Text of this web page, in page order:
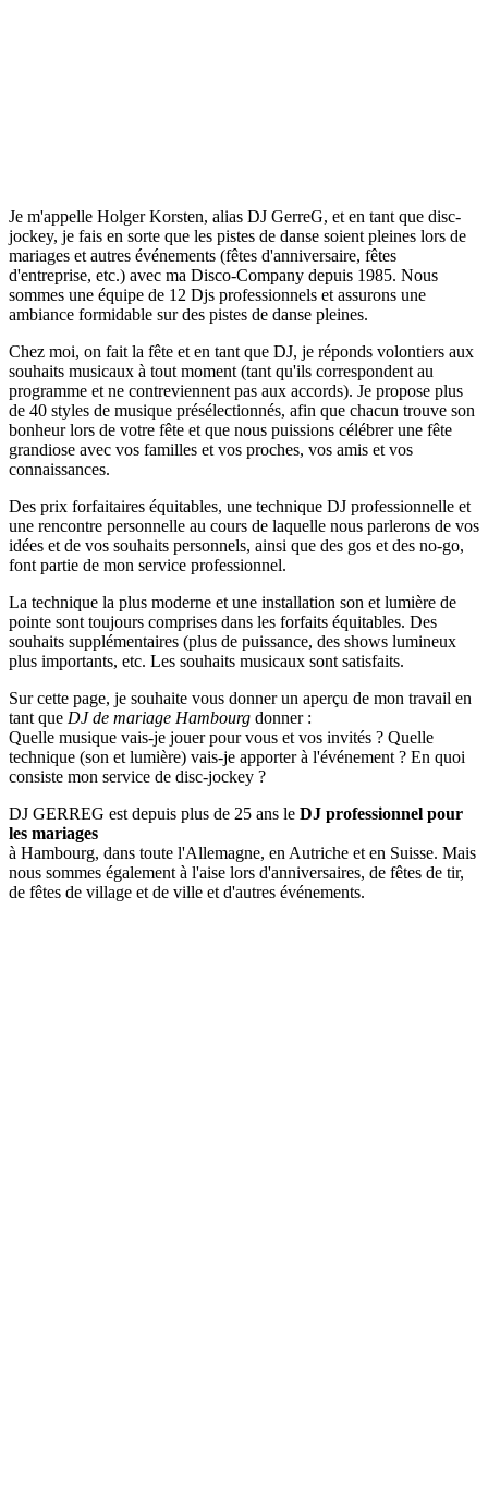
Je m'appelle Holger Korsten, alias DJ GerreG, et en tant que disc-
jockey, je fais en sorte que les pistes de danse soient pleines lors de
mariages et autres événements (fêtes d'anniversaire, fêtes
d'entreprise, etc.) avec ma Disco-Company depuis 1985. Nous
sommes une équipe de 12 Djs professionnels et assurons une
ambiance formidable sur des pistes de danse pleines.
Chez moi, on fait la fête et en tant que DJ, je réponds volontiers aux
souhaits musicaux à tout moment (tant qu'ils correspondent au
programme et ne contreviennent pas aux accords). Je propose plus
de 40 styles de musique présélectionnés, afin que chacun trouve son
bonheur lors de votre fête et que nous puissions célébrer une fête
grandiose avec vos familles et vos proches, vos amis et vos
connaissances.
Des prix forfaitaires équitables, une technique DJ professionnelle et
une rencontre personnelle au cours de laquelle nous parlerons de vos
idées et de vos souhaits personnels, ainsi que des gos et des no-go,
font partie de mon service professionnel.
La technique la plus moderne et une installation son et lumière de
pointe sont toujours comprises dans les forfaits équitables. Des
souhaits supplémentaires (plus de puissance, des shows lumineux
plus importants, etc. Les souhaits musicaux sont satisfaits.
Sur cette page, je souhaite vous donner un aperçu de mon travail en
tant que DJ de mariage Hambourg donner :
Quelle musique vais-je jouer pour vous et vos invités ? Quelle
technique (son et lumière) vais-je apporter à l'événement ? En quoi
consiste mon service de disc-jockey ?
DJ GERREG est depuis plus de 25 ans le DJ professionnel pour
les mariages
à Hambourg, dans toute l'Allemagne, en Autriche et en Suisse. Mais
nous sommes également à l'aise lors d'anniversaires, de fêtes de tir,
de fêtes de village et de ville et d'autres événements.